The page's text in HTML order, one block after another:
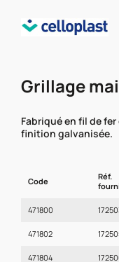
Grillage
Fabriqué en fil de
finition galvanisée.
Code
Réf.
471800
471802
471804